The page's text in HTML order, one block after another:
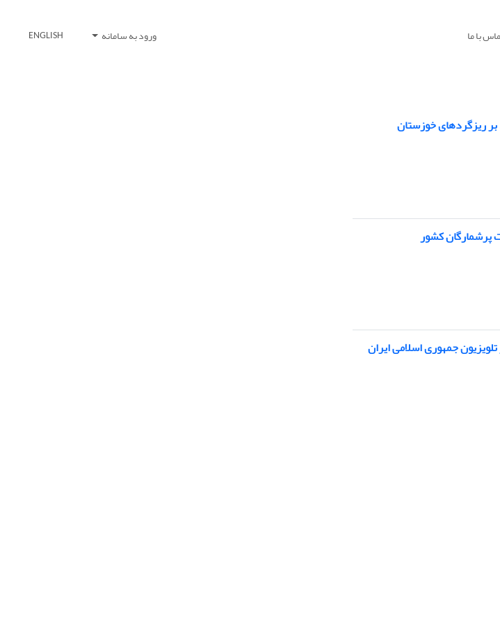
با ما ورود به سامانه ENGLISH
بر ریزگردهای خوزستان
پرشمارگان کشور
جمهوری اسلامی ایران